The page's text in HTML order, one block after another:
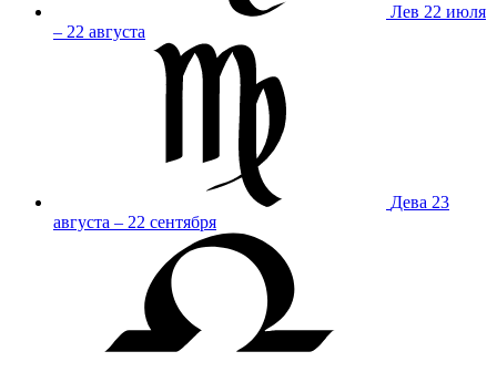
Лев 22 июля
– 22 августа
Дева 23
августа – 22 сентября